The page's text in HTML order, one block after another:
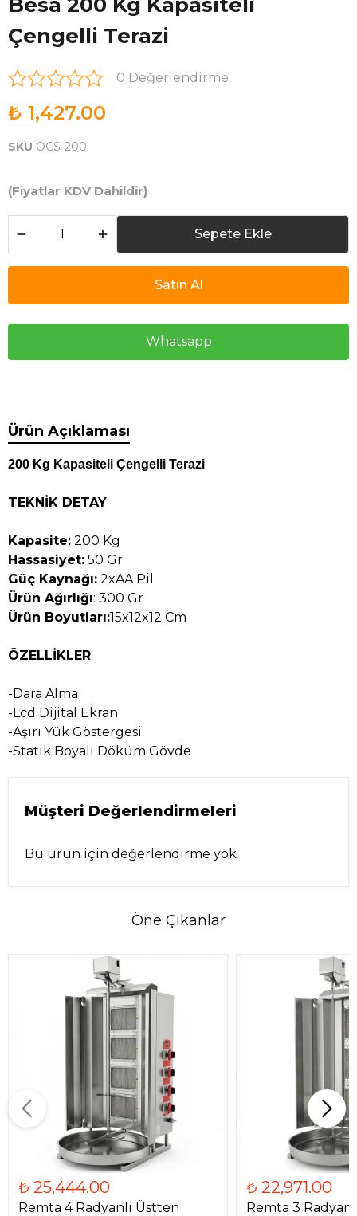
Çengelli Terazi
0 Değerlendirme
₺ 1,427.00
SKU OCS-200
(Fiyatlar KDV Dahildir)
Sepete Ekle
Satın Al
Whatsapp
Ürün Açıklaması
200 Kg Kapasiteli Çengelli Terazi
TEKNİK DETAY
Kapasite: 200 Kg
Hassasiyet: 50 Gr
Güç Kaynağı: 2xAA Pil
Ürün Ağırlığı: 300 Gr
Ürün Boyutları:15x12x12 Cm
ÖZELLİKLER
-Dara Alma
-Lcd Dijital Ekran
-Aşırı Yük Göstergesi
-Statik Boyalı Döküm Gövde
Müşteri Değerlendirmeleri
Bu ürün için değerlendirme yok
Öne Çıkanlar
₺ 25,444.00
Remta 4 Radyanlı Üstten
₺ 22,971.00
Remta 3